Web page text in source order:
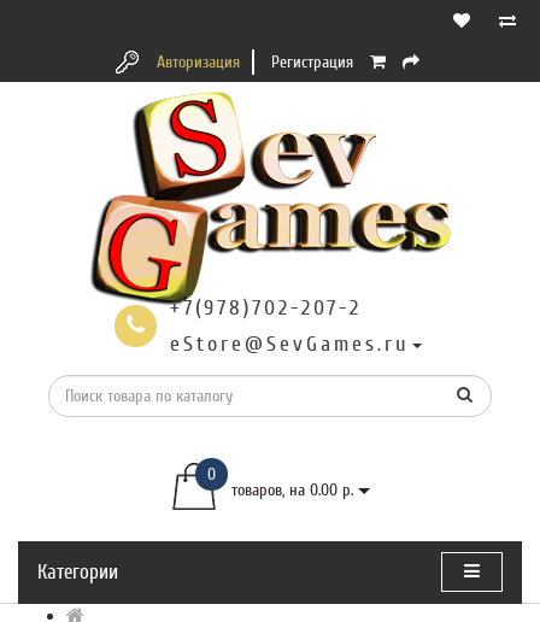
Авторизация Регистрация
+7(978)702-207-2
eStore@SevGames.ru
0
товаров, на 0.00 р.
Категории